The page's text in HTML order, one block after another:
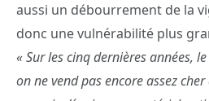
aussi un débourrement de la
donc une vulnérabilité plus
« Sur les cinq dernières années,
on ne vend pas encore assez